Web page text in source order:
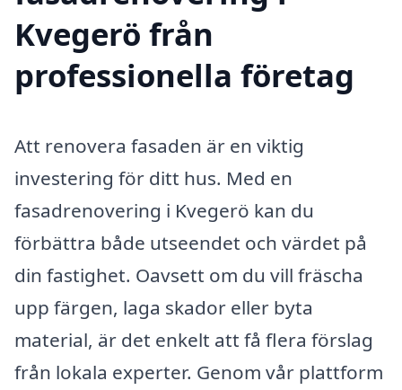
Kvegerö från
professionella företag
Att renovera fasaden är en viktig
investering för ditt hus. Med en
fasadrenovering i Kvegerö kan du
förbättra både utseendet och värdet på
din fastighet. Oavsett om du vill fräscha
upp färgen, laga skador eller byta
material, är det enkelt att få flera förslag
från lokala experter. Genom vår plattform